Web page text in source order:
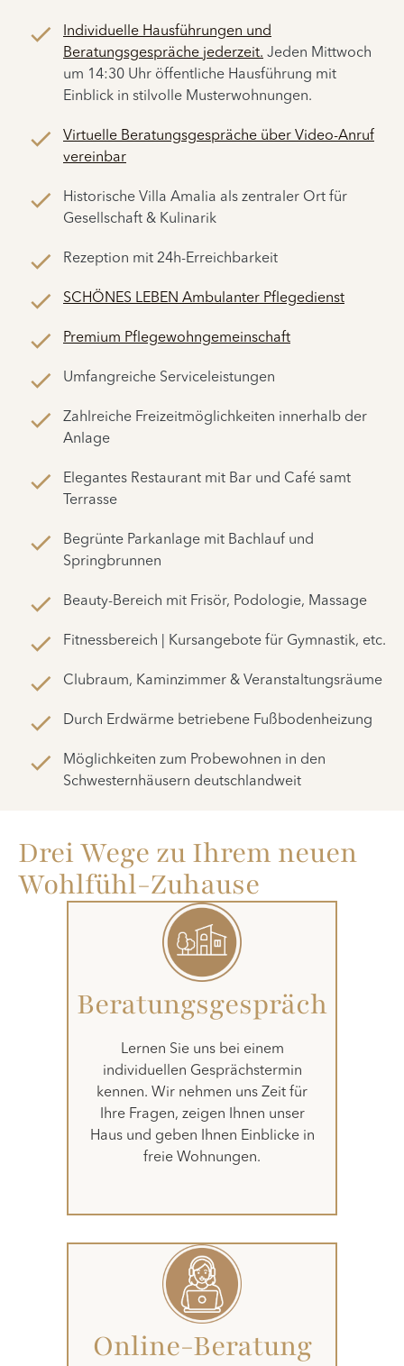
Individuelle Hausführungen und
Beratungsgespräche jederzeit. Jeden Mittwoch
um 14:30 Uhr öffentliche Hausführung mit
Einblick in stilvolle Musterwohnungen.
Virtuelle Beratungsgespräche über Video-Anruf
vereinbar
Historische Villa Amalia als zentraler Ort für
Gesellschaft & Kulinarik
Rezeption mit 24h-Erreichbarkeit
SCHÖNES LEBEN Ambulanter Pflegedienst
Premium Pflegewohngemeinschaft
Umfangreiche Serviceleistungen
Zahlreiche Freizeitmöglichkeiten innerhalb der
Anlage
Elegantes Restaurant mit Bar und Café samt
Terrasse
Begrünte Parkanlage mit Bachlauf und
Springbrunnen
Beauty-Bereich mit Frisör, Podologie, Massage
Fitnessbereich | Kursangebote für Gymnastik, etc.
Clubraum, Kaminzimmer & Veranstaltungsräume
Durch Erdwärme betriebene Fußbodenheizung
Möglichkeiten zum Probewohnen in den
Schwesternhäusern deutschlandweit
Drei Wege zu Ihrem neuen
Wohlfühl-Zuhause
Beratungsgespräch
Lernen Sie uns bei einem
individuellen Gesprächstermin
kennen. Wir nehmen uns Zeit für
Ihre Fragen, zeigen Ihnen unser
Haus und geben Ihnen Einblicke in
freie Wohnungen.
Online-Beratung